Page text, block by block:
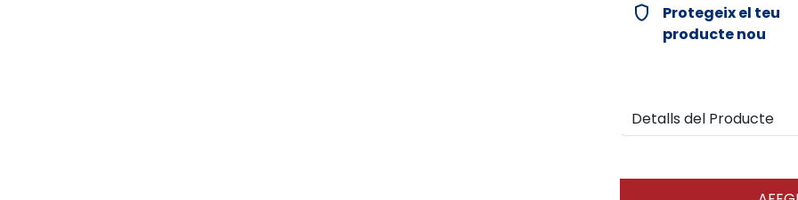
verified_user
Protegeix el teu
producte nou
Detalls del Producte